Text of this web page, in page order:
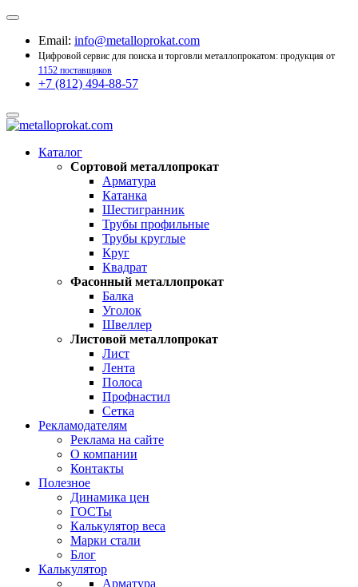
Email: info@metalloprokat.com
Цифровой сервис для поиска и торговли металлопрокатом: продукция от
1152 поставщиков
+7 (812) 494-88-57
Каталог
Сортовой металлопрокат
Арматура
Катанка
Шестигранник
Трубы профильные
Трубы круглые
Круг
Квадрат
Фасонный металлопрокат
Балка
Уголок
Швеллер
Листовой металлопрокат
Лист
Лента
Полоса
Профнастил
Сетка
Рекламодателям
Реклама на сайте
О компании
Контакты
Полезное
Динамика цен
ГОСТы
Калькулятор веса
Марки стали
Блог
Калькулятор
Арматура